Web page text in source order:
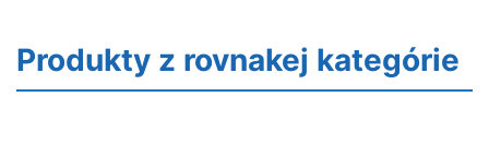
Produkty z rovnakej kategórie